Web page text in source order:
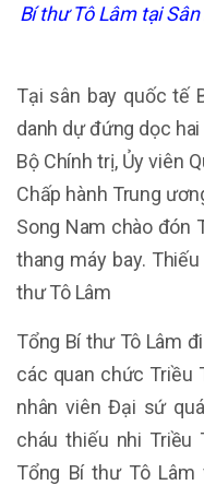
Bí thư Tô Lâm tại
Tại sân bay quốc tế
danh dự đứng dọc
Bộ Chính trị, Ủy viên
Chấp hành Trung
Song Nam chào đón
thang máy bay.
thư Tô Lâm
Tổng Bí thư Tô Lâm
các quan chức Triều
nhân viên Đại sứ
cháu thiếu nhi
Tổng Bí thư Tô